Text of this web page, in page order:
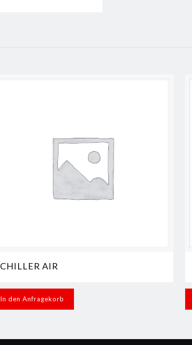
CHILLER AIR
In den Anfragekorb